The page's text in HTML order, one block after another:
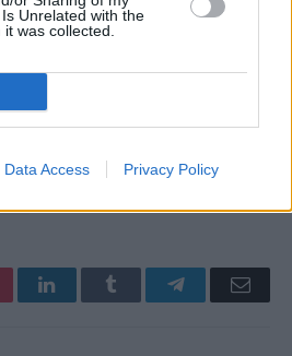
Unrelated with the
was collected.
Data Access
Privacy Policy
LinkedIn Tumblr Telegram